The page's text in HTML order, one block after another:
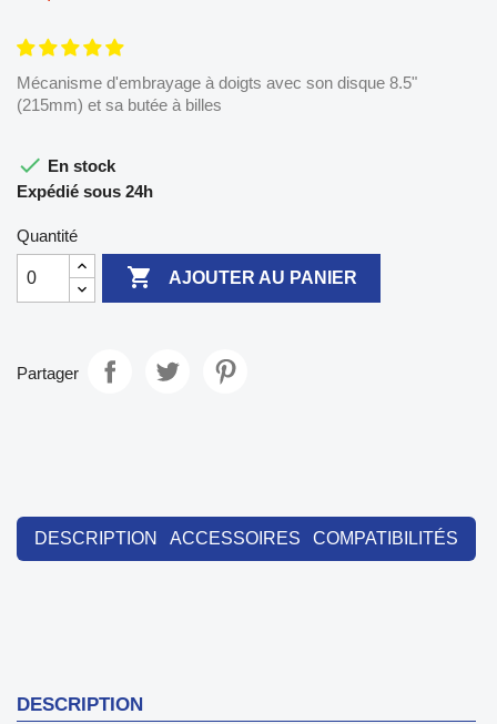
Mécanisme d'embrayage à doigts avec son disque 8.5"
(215mm) et sa butée à billes
 En stock
Expédié sous 24h
Quantité
 AJOUTER AU PANIER
Partager
DESCRIPTION ACCESSOIRES COMPATIBILITÉS
DESCRIPTION